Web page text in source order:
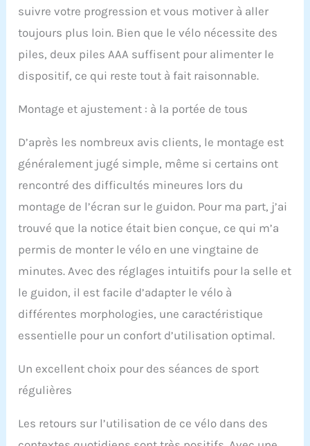
magnétorésistance
ce Exercise Bike de
répondre aux besoins
professionnels. Appuyez
pour freiner
réglables maintiennent
différentes surfaces.
【Intelligent et
moniteur suit votre
temps, votre vitesse,
les calories brûlées et
l'odomètre pendant le
iPad ou votre téléphone
sur les supports pour
avec des entraîneurs de
ou allumez la musique
bidon est conçu pour
suivre votre progression et vous motiver à aller
toujours plus loin. Bien que le vélo nécessite des
piles, deux piles AAA suffisent pour alimenter le
dispositif, ce qui reste tout à fait raisonnable.
Montage et ajustement : à la portée de tous
D’après les nombreux avis clients, le montage est
généralement jugé simple, même si certains ont
rencontré des difficultés mineures lors du
montage de l’écran sur le guidon. Pour ma part, j’ai
trouvé que la notice était bien conçue, ce qui m’a
permis de monter le vélo en une vingtaine de
minutes. Avec des réglages intuitifs pour la selle et
le guidon, il est facile d’adapter le vélo à
différentes morphologies, une caractéristique
essentielle pour un confort d’utilisation optimal.
Un excellent choix pour des séances de sport
régulières
Les retours sur l’utilisation de ce vélo dans des